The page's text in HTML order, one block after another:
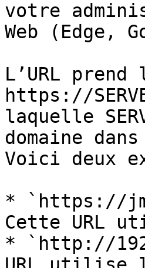
votre
Web (Edge,
L’URL
https://
laquelle
domaine
Voici deux
* `https://
Cette URL
* `http://